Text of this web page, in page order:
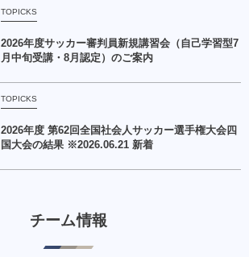
TOPICKS
2026年度サッカー審判員新規講習会（自己学習型7
月中旬受講・8月認定）のご案内
TOPICKS
2026年度 第62回全国社会人サッカー選手権大会四
国大会の結果 ※2026.06.21 新着
チーム情報